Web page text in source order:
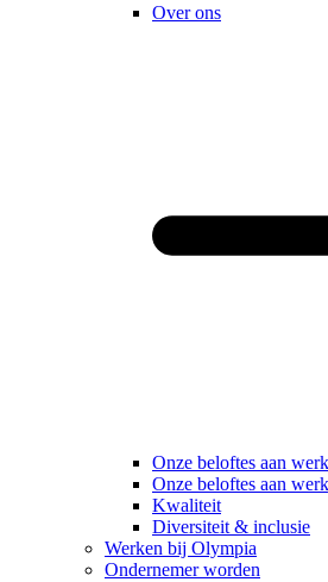
Over ons
Onze beloftes aan
Onze beloftes aan
Kwaliteit
Diversiteit & inclusie
Werken bij Olympia
Ondernemer worden